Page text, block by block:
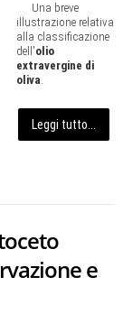
Una breve
illustrazione relativa
alla classificazione
dell'olio
extravergine di
oliva.
Leggi tutto...
e